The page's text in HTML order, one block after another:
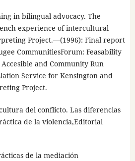
in bilingual advocacy. The
experience of intercultural
Project.—(1996): Final report
CommunitiesForum: Feasability
and Community Run
Service for Kensington and
Project.
del conflicto. Las diferencias
de la violencia,Editorial
de la mediación